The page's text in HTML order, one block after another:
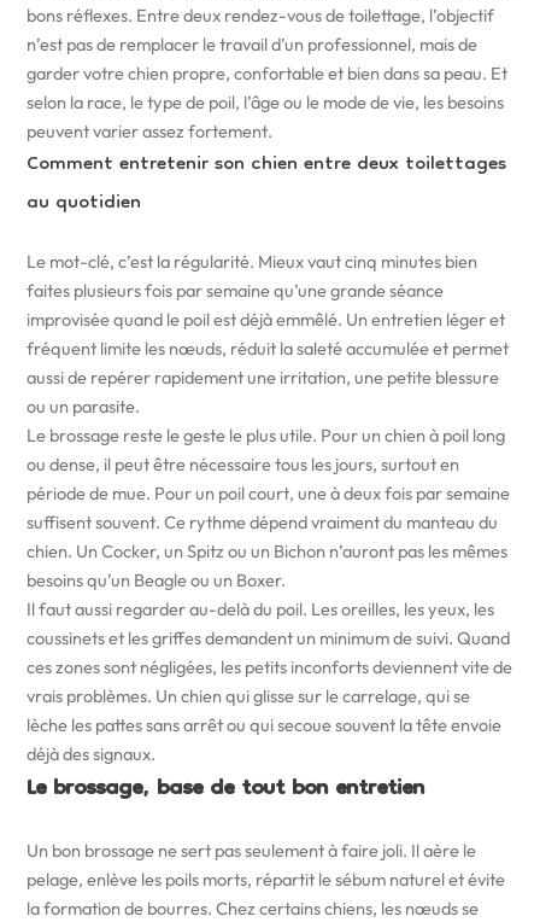
bons réflexes. Entre deux rendez-vous de toilettage, l’objectif
n’est pas de remplacer le travail d’un professionnel, mais de
garder votre chien propre, confortable et bien dans sa peau. Et
selon la race, le type de poil, l’âge ou le mode de vie, les besoins
peuvent varier assez fortement.
Comment entretenir son chien entre deux toilettages
au quotidien
Le mot-clé, c’est la régularité. Mieux vaut cinq minutes bien
faites plusieurs fois par semaine qu’une grande séance
improvisée quand le poil est déjà emmêlé. Un entretien léger et
fréquent limite les nœuds, réduit la saleté accumulée et permet
aussi de repérer rapidement une irritation, une petite blessure
ou un parasite.
Le brossage reste le geste le plus utile. Pour un chien à poil long
ou dense, il peut être nécessaire tous les jours, surtout en
période de mue. Pour un poil court, une à deux fois par semaine
suffisent souvent. Ce rythme dépend vraiment du manteau du
chien. Un Cocker, un Spitz ou un Bichon n’auront pas les mêmes
besoins qu’un Beagle ou un Boxer.
Il faut aussi regarder au-delà du poil. Les oreilles, les yeux, les
coussinets et les griffes demandent un minimum de suivi. Quand
ces zones sont négligées, les petits inconforts deviennent vite de
vrais problèmes. Un chien qui glisse sur le carrelage, qui se
lèche les pattes sans arrêt ou qui secoue souvent la tête envoie
déjà des signaux.
Le brossage, base de tout bon entretien
Un bon brossage ne sert pas seulement à faire joli. Il aère le
pelage, enlève les poils morts, répartit le sébum naturel et évite
la formation de bourres. Chez certains chiens, les nœuds se